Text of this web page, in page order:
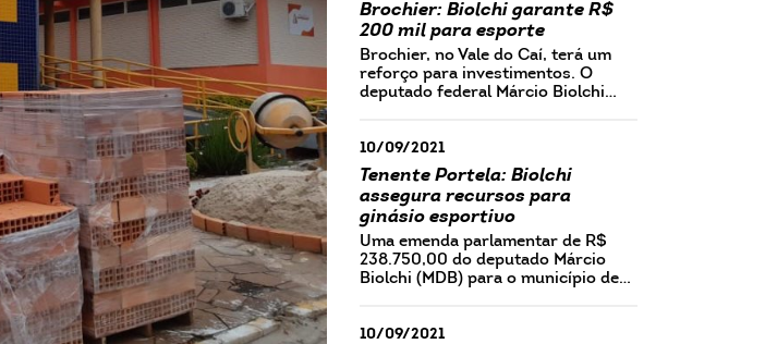
Brochier: Biolchi garante R$
200 mil para esporte
Brochier, no Vale do Caí, terá um
reforço para investimentos. O
deputado federal Márcio Biolchi…
10/09/2021
Tenente Portela: Biolchi
assegura recursos para
ginásio esportivo
Uma emenda parlamentar de R$
238.750,00 do deputado Márcio
Biolchi (MDB) para o município de…
10/09/2021